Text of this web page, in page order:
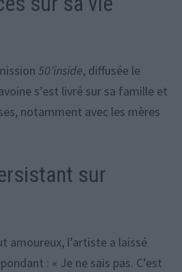
50’inside, diffusée le
s’est livré sur sa famille et
notamment avec les mères
sur
amoureux, l’artiste a laissé
: « Je ne sais pas. C’est